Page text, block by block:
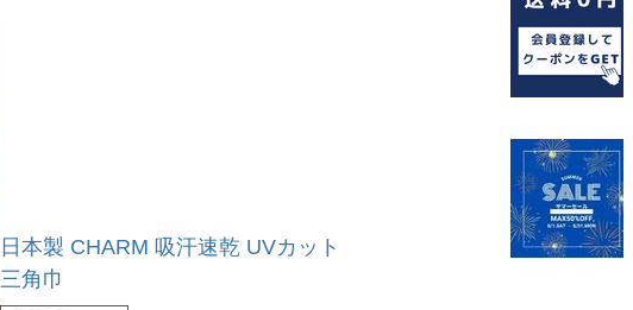
日本製 CHARM 吸汗速乾 UVカット
三角巾